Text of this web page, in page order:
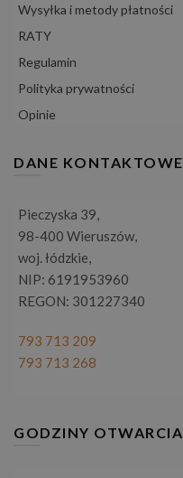
Wysyłka i metody płatności
RATY
Regulamin
Polityka prywatności
Opinie
DANE KONTAKTOWE
Pieczyska 39,
98-400 Wieruszów,
woj. łódzkie,
NIP: 6191953960
REGON: 301227340
793 713 209
793 713 268
GODZINY OTWARCIA